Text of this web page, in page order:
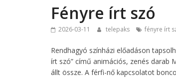
Fényre írt szó
2026-03-11 telepaks fényre írt
Rendhagyó színházi előadáson
írt szó” című animációs, zenés darab
állt össze. A férfi-nő kapcsolatot